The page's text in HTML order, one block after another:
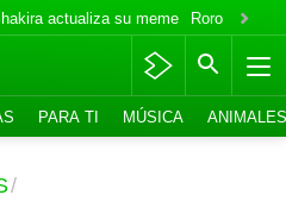
actualiza su meme Roro lo niega
PARA TI MÚSICA ANIMALES